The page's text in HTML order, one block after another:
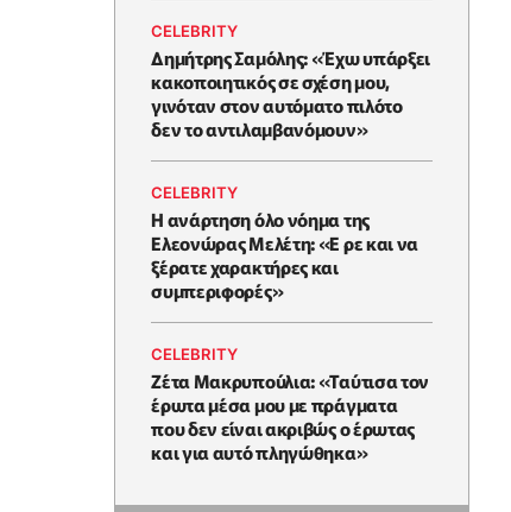
CELEBRITY
Δημήτρης Σαμόλης: «Έχω υπάρξει
κακοποιητικός σε σχέση μου,
γινόταν στον αυτόματο πιλότο
δεν το αντιλαμβανόμουν»
CELEBRITY
Η ανάρτηση όλο νόημα της
Ελεονώρας Μελέτη: «Ε ρε και να
ξέρατε χαρακτήρες και
συμπεριφορές»
CELEBRITY
Ζέτα Μακρυπούλια: «Ταύτισα τον
έρωτα μέσα μου με πράγματα
που δεν είναι ακριβώς ο έρωτας
και για αυτό πληγώθηκα»